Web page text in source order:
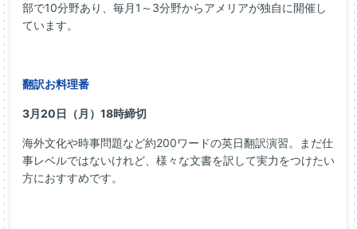
部で10分野あり、毎月1～3分野からアメリアが独自に開催し
ています。
翻訳お料理番
3月20日（月）18時締切
海外文化や時事問題など約200ワードの英日翻訳演習。まだ仕
事レベルではないけれど、様々な文書を訳して実力をつけたい
方におすすめです。